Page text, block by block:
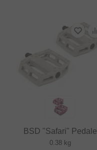
BSD "Safari" Pedale
0.38 kg